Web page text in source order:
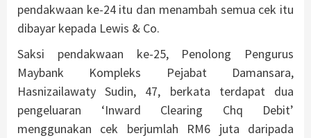
pendakwaan ke-24 itu dan menambah semua cek itu
dibayar kepada Lewis & Co.
Saksi pendakwaan ke-25, Penolong Pengurus
Maybank Kompleks Pejabat Damansara,
Hasnizailawaty Sudin, 47, berkata terdapat dua
pengeluaran ‘Inward Clearing Chq Debit’
menggunakan cek berjumlah RM6 juta daripada